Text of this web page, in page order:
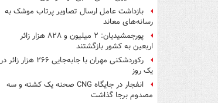
بازداشت عامل ارسال تصاویر پرتاب موشک به
رسانه‌های معاند
پورجمشیدیان: ۲ میلیون و ۸۲۸ هزار زائر
اربعین به کشور بازگشتند
رکوردشکنی مهران با جابه‌جایی ۲۶۶ هزار زائر در
یک روز
انفجار در جایگاه CNG صحنه یک کشته و سه
مصدوم برجا گذاشت